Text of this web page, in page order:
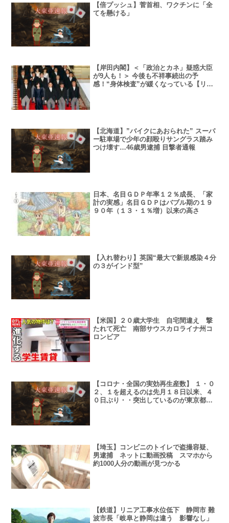
【倍プッシュ】菅首相、ワクチンに「全
てを懸ける」
【岸田内閣】＜「政治とカネ」疑惑大臣
が9人も！＞ 今後も不祥事続出の予
感！“身体検査”が緩くなっている【リス
【北海道】”バイクにあおられた” スーパ
ー駐車場で少年の顔殴りサングラス踏み
つけ壊す…46歳男逮捕 目撃者通報
日本、名目ＧＤＰ年率１２％成長、「家
計の実感」名目ＧＤＰはバブル期の１９
９０年（１３・１％増）以来の高さ
【入れ替わり】英国“最大で新規感染４分
の３がインド型”
【米国】２０歳大学生 自宅間違え 撃
たれて死亡 南部サウスカロライナ州コ
ロンビア
【コロナ・全国の実効再生産数】 １・０
２、１を超えるのは先月１８日以来、４
０日ぶり・・突出しているのが東京都
【埼玉】コンビニのトイレで盗撮容疑、
男逮捕 ネットに動画投稿 スマホから
約1000人分の動画が見つかる
【鉄道】リニア工事水位低下 静岡市 難
波市長「岐阜と静岡は違う 影響なし」